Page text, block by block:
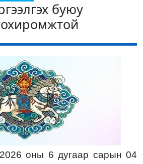
буюу
оны 6 дугаар сарын04